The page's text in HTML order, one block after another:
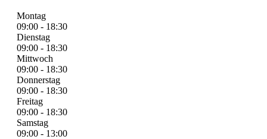
Montag
09:00 - 18:30
Dienstag
09:00 - 18:30
Mittwoch
09:00 - 18:30
Donnerstag
09:00 - 18:30
Freitag
09:00 - 18:30
Samstag
09:00 - 13:00